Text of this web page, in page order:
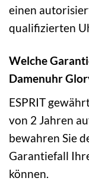
einen
qualifizierten
Welche
Damenuhr
ESPRIT
von 2 Jahren
bewahren Sie
Garantiefall
können.